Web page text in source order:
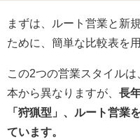
まずは、ルート営業と新
ために、簡単な比較表を
この2つの営業スタイル
本から異なりますが、 長
「狩猟型」、ルート営業
ています。